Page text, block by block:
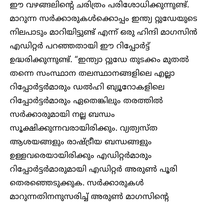
ഈ വഴങ്ങലിന്റെ ചരിത്രം പരിശോധിക്കുന്നുണ്ട്.
മാറുന്ന സർക്കാരുകൾക്കൊപ്പം ഇന്ത്യ റ്റുഡേയുടെ
നിലപാടും മാറിയിട്ടുണ്ട് എന്ന് ഒരു ഹിന്ദി മാഗസിൻ
എഡിറ്റർ പറഞ്ഞതായി ഈ റിപ്പോർട്ട്
ഉദ്ധരിക്കുന്നുണ്ട്. “ഇന്ത്യാ റ്റുഡേ തുടക്കം മുതൽ
തന്നെ സംസ്ഥാന തലസ്ഥാനങ്ങളിലെ എല്ലാ
റിപ്പോർട്ടർമാരും ഡൽഹി ബ്യൂറോകളിലെ
റിപ്പോർട്ടർമാരും ഏതെങ്കിലും തരത്തിൽ
സർക്കാരുമായി നല്ല ബന്ധം
സൂക്ഷിക്കുന്നവരായിരിക്കും. വ്യത്യസ്ത
ആശയങ്ങളും രാഷ്ട്രീയ ബന്ധങ്ങളും
ഉള്ളവരെയായിരിക്കും എഡിറ്റര്‍മാരും
റിപ്പോര്‍ട്ടര്‍മാരുമായി എഡിറ്റര്‍ അരുണ്‍ പൂരി
തെരഞ്ഞെടുക്കുക. സർക്കാരുകൾ
മാറുന്നതിനനുസരിച്ച് അരുണ്‍ മാഗസിന്റെ